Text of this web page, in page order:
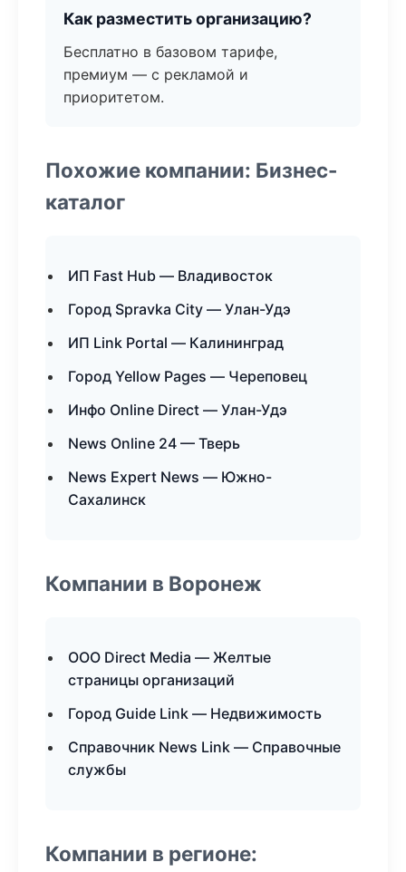
Как разместить организацию?
Бесплатно в базовом тарифе,
премиум — с рекламой и
приоритетом.
Похожие компании: Бизнес-
каталог
ИП Fast Hub — Владивосток
Город Spravka City — Улан-Удэ
ИП Link Portal — Калининград
Город Yellow Pages — Череповец
Инфо Online Direct — Улан-Удэ
News Online 24 — Тверь
News Expert News — Южно-
Сахалинск
Компании в Воронеж
ООО Direct Media — Желтые
страницы организаций
Город Guide Link — Недвижимость
Справочник News Link — Справочные
службы
Компании в регионе: